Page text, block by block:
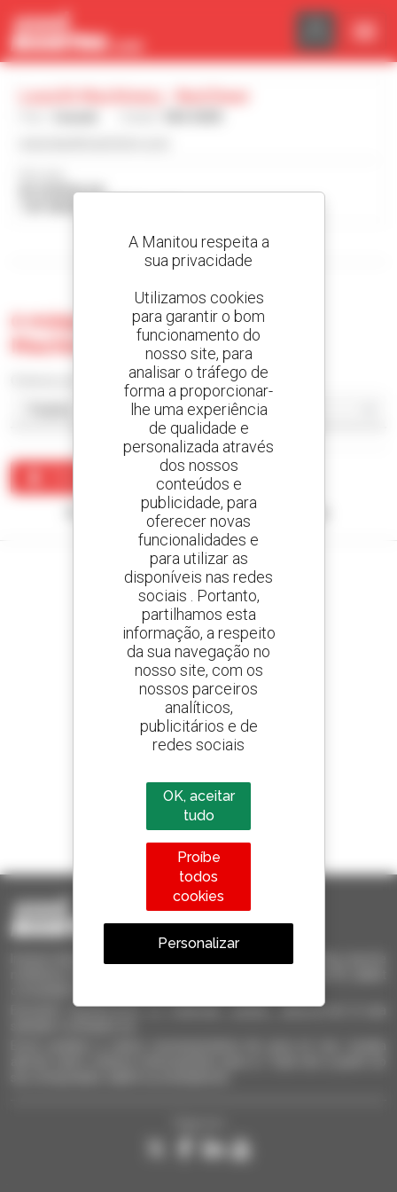
83 QUEENS DR
Visualizar os filtros de pesquisa
0 máquina usada no Leavitt
Machinery - Red Deer
Nenhum resultado corresponde à sua pesquisa.
Crie os seus alertas
e receba anúncios de equipamentos usados
800 concessionários
A Manitou em todo o mundo
1 em cada 4 telescópicos
vendido no mundo é um manitou
Encontre rapidamente os materiais usados, adicione-os à sua
Painel de Gerenciamento de Cookies
A Manitou respeita a
sua privacidade
Utilizamos cookies
para garantir o bom
funcionamento do
nosso site, para
analisar o tráfego de
forma a proporcionar-
lhe uma experiência
de qualidade e
personalizada através
dos nossos
conteúdos e
publicidade, para
oferecer novas
funcionalidades e
para utilizar as
disponíveis nas redes
sociais . Portanto,
partilhamos esta
informação, a respeito
da sua navegação no
nosso site, com os
nossos parceiros
analíticos,
publicitários e de
redes sociais
OK, aceitar
tudo
Proíbe
todos
cookies
Personalizar